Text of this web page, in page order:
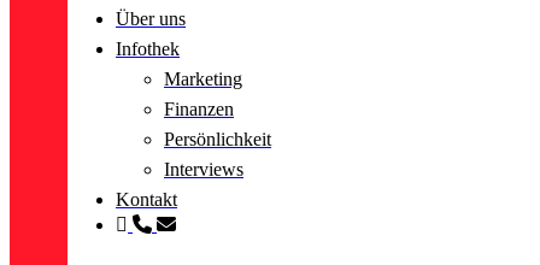
Über uns
Infothek
Marketing
Finanzen
Persönlichkeit
Interviews
Kontakt
linkedin
phone
email